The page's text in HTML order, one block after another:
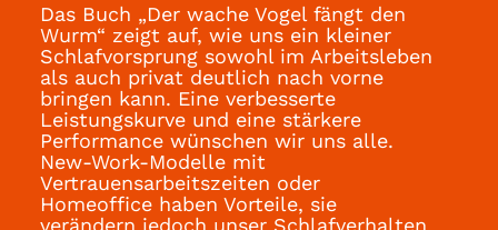
Das Buch „Der wache Vogel fängt den
Wurm“ zeigt auf, wie uns ein kleiner
Schlafvorsprung sowohl im Arbeitsleben
als auch privat deutlich nach vorne
bringen kann. Eine verbesserte
Leistungskurve und eine stärkere
Performance wünschen wir uns alle.
New-Work-Modelle mit
Vertrauensarbeitszeiten oder
Homeoffice haben Vorteile, sie
verändern jedoch unser Schlafverhalten